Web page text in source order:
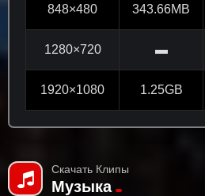
848×480 343.66MB
1280×720 ▬
1920×1080 1.25GB
Скачать Клипы
Музыка